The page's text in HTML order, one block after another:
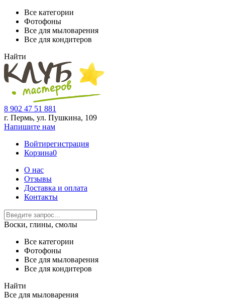
Все категории
Фотофоны
Все для мыловарения
Все для кондитеров
Найти
8 902 47 51 881
г. Пермь, ул. Пушкина, 109
Напишите нам
Войтирегистрация
Корзина0
О нас
Отзывы
Доставка и оплата
Контакты
Воски, глины, смолы
Все категории
Фотофоны
Все для мыловарения
Все для кондитеров
Найти
Все для мыловарения